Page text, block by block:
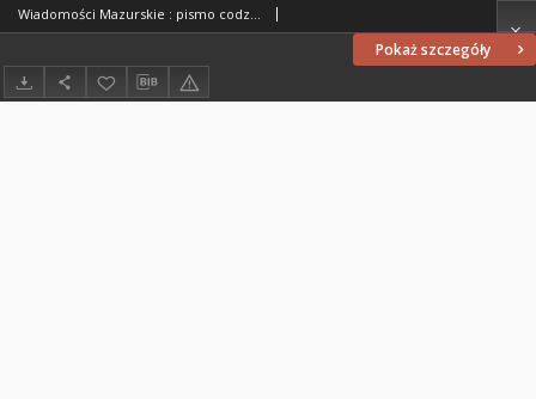
Pokaż szczegóły
Wiadomości Mazurskie : pismo codzienne. 1946 (R. 2), nr 43